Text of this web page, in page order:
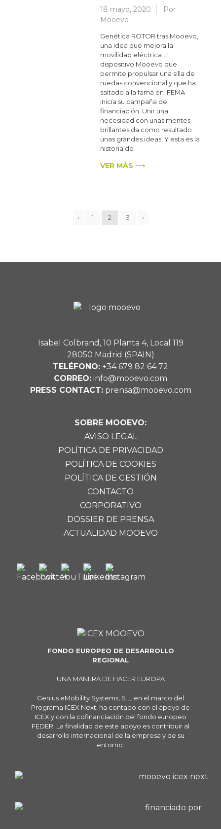
18 mayo, 2020
Por
Mooevo
Genética ROTOR tras Mooevo,
una idea que mejora la
movilidad eléctrica El
dispositivo Mooevo que
permite propulsar una silla de
ruedas convencional y que ha
saltado a la fama en IFEMA
inicia su campaña de
financiación. Unir una
necesidad con unas mentes
brillantes da como resultado
unas grandes ideas. Y esta es la
historia de
VER MÁS ⟶
‹ 1 2 3 ›
Isabel Colbrand, 10 Planta 4, Local 119
28050 Madrid (SPAIN)
TELÉFONO: +34 679 82 64 72
CORREO: info@mooevo.com
PRESS CONTACT:prensa@mooevo.com
SOBRE MOOEVO:
AVISO LEGAL
POLÍTICA DE PRIVACIDAD
POLÍTICA DE COOKIES
POLÍTICA DE GESTIÓN
CONTACTO
CORPORATIVO
DOSSIER DE PRENSA
ACTUALIDAD MOOEVO
FONDO EUROPEO DE DESARROLLO
REGIONAL
UNA MANERA DE HACER EUROPA
Genius eMobility Systems, S.L. en el marco del
Programa ICEX Next, ha contado con el apoyo de
ICEX y con la cofinanciación del fondo europeo
FEDER. La finalidad de este apoyo es contribuir al
desarrollo internacional de la empresa y de su
entorno.